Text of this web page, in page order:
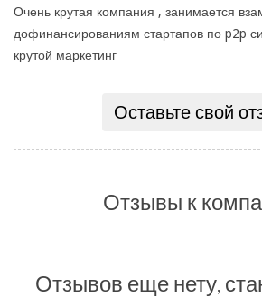
Очень крутая компания , занимается
дофинансированиям стартапов по p2p
крутой маркетинг
Оставьте свой
Отзывы к
Отзывов еще нету,